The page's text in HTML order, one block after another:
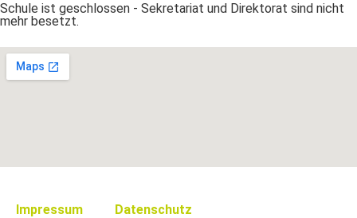
Schule ist geschlossen - Sekretariat und Direktorat sind nicht
mehr besetzt.
Impressum Datenschutz